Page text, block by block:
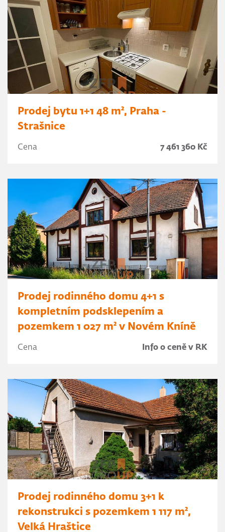
Prodej bytu 1+1 48 m², Praha -
Strašnice
Cena 7 461 360 Kč
Prodej rodinného domu 4+1 s
kompletním podsklepením a
pozemkem 1 027 m² v Novém Kníně
Cena Info o ceně v RK
Prodej rodinného domu 3+1 k
rekonstrukci s pozemkem 1 117 m²,
Velká Hraštice